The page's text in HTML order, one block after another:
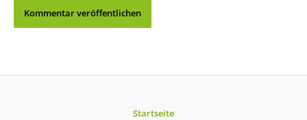
Startseite